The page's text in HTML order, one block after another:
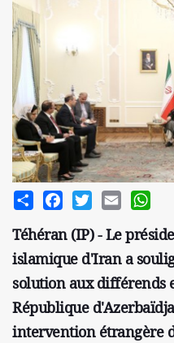
Share FacebookTwitterEmail
Téhéran (IP) - Le
islamique d'Iran a
solution aux différends
République
intervention étrangère